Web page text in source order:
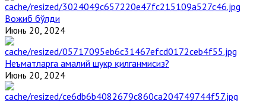
Вожиб бўлди
Июнь 20, 2024
Неъматларга амалий шукр қилганмисиз?
Июнь 20, 2024